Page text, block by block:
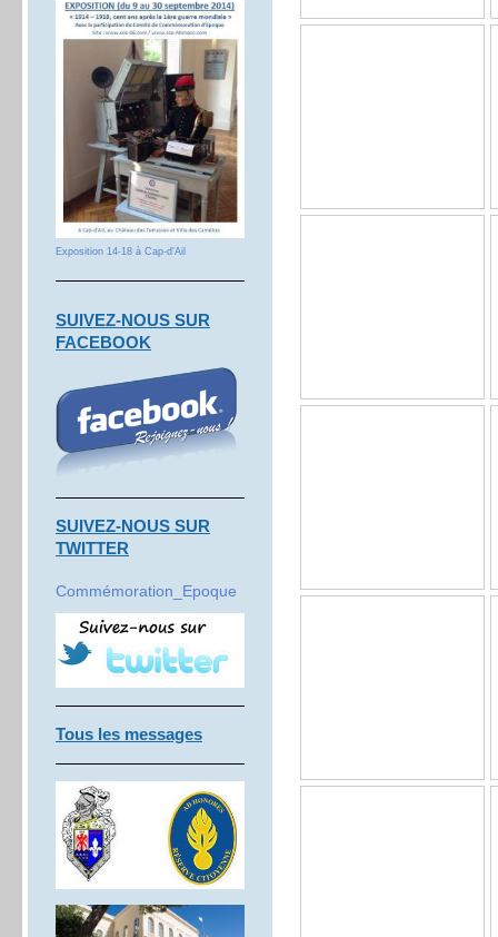
Exposition 14-18 à Cap-d'Ail
SUIVEZ-NOUS SUR
FACEBOOK
SUIVEZ-NOUS SUR
TWITTER
Commémoration_Epoque
Tous les messages